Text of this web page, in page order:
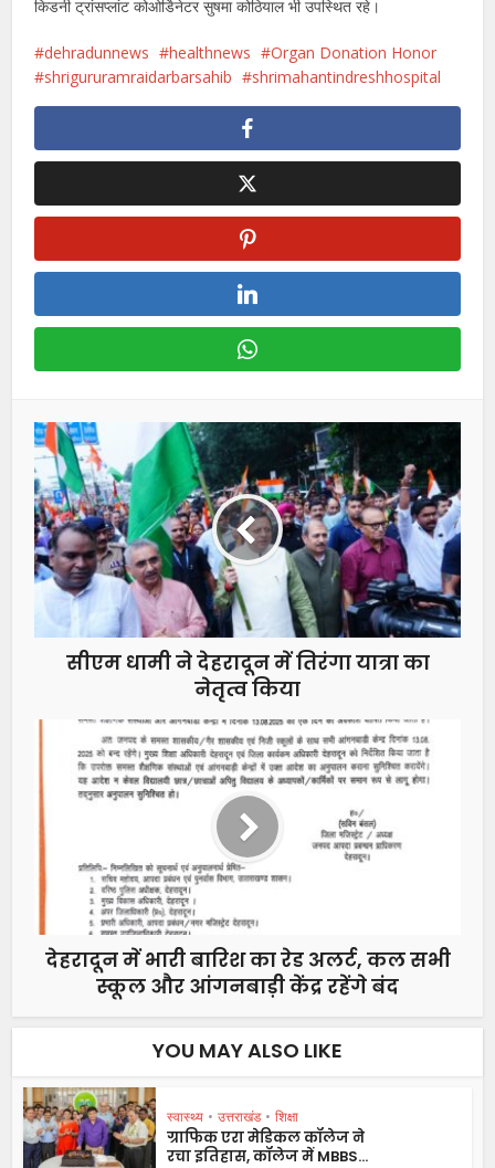
किडनी ट्रांसप्लांट कोओर्डिनेटर सुषमा कोठियाल भी उपस्थित रहे।
dehradunnews healthnews
Organ Donation Honor
shrigururamraidarbarsahib
shrimahantindreshhospital
सीएम धामी ने देहरादून में तिरंगा यात्रा का
नेतृत्व किया
देहरादून में भारी बारिश का रेड अलर्ट, कल सभी
स्कूल और आंगनबाड़ी केंद्र रहेंगे बंद
YOU MAY ALSO LIKE
स्वास्थ्य • उत्तराखंड • शिक्षा
ग्राफिक एरा मेडिकल कॉलेज ने
रचा इतिहास, कॉलेज में MBBS...